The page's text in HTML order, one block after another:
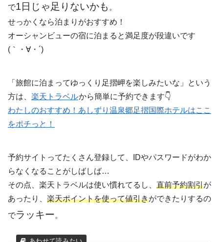
で1日じゃ足りないかも 。
せっかくなら泊まりがおすすめ！
オーシャンビューの宿に泊まると満足度が段違いです
(｀・∀・´)
「旅館に泊まってゆっくり足摺岬を楽しみたいな」という
方は、 楽天トラベルから簡単に予約できます👇
わたしのおすすめ！あしずり温泉郷足摺国際ホテルはここ
をポチっと！
予約サイトってたくさん登録して、IDやパスワードがわか
らなくなることがしばしば…
その点、楽天トラベルは使い慣れてるし、 直前予約割引が
あったり、 楽天ポイントを使って値引きができたりするの
でラッキー。